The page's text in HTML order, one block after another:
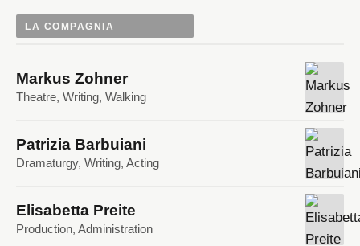
LA COMPAGNIA
Markus Zohner
Theatre, Writing, Walking
Patrizia Barbuiani
Dramaturgy, Writing, Acting
Elisabetta Preite
Production, Administration